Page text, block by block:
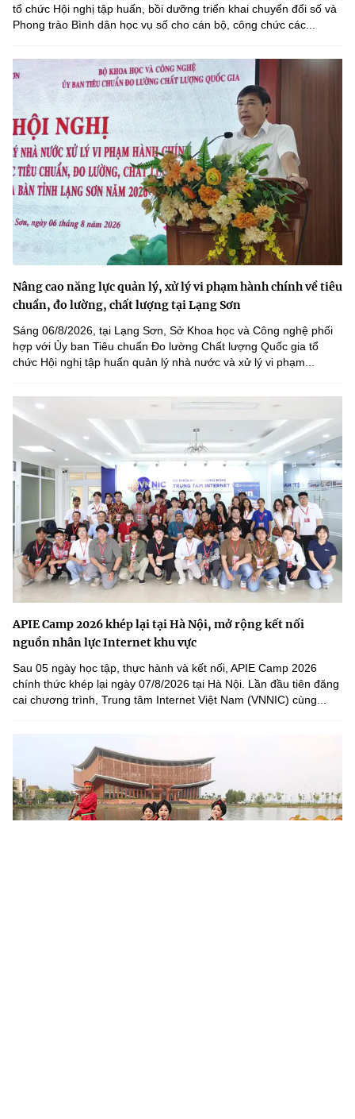
tổ chức Hội nghị tập huấn, bồi dưỡng triển khai chuyển đổi số và
Phong trào Bình dân học vụ số cho cán bộ, công chức các...
Nâng cao năng lực quản lý, xử lý vi phạm hành chính về tiêu
chuẩn, đo lường, chất lượng tại Lạng Sơn
Sáng 06/8/2026, tại Lạng Sơn, Sở Khoa học và Công nghệ phối
hợp với Ủy ban Tiêu chuẩn Đo lường Chất lượng Quốc gia tổ
chức Hội nghị tập huấn quản lý nhà nước và xử lý vi phạm...
APIE Camp 2026 khép lại tại Hà Nội, mở rộng kết nối
nguồn nhân lực Internet khu vực
Sau 05 ngày học tập, thực hành và kết nối, APIE Camp 2026
chính thức khép lại ngày 07/8/2026 tại Hà Nội. Lần đầu tiên đăng
cai chương trình, Trung tâm Internet Việt Nam (VNNIC) cùng...